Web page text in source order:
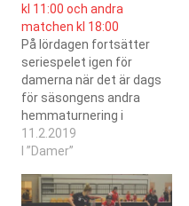
kl 11:00 och andra
matchen kl 18:00
På lördagen fortsätter
seriespelet igen för
damerna när det är dags
för säsongens andra
hemmaturnering i
Kristinahallen. I sin första
match för dagen
möter damerna SB Vaasa,
11.2.2019
I ”Damer”